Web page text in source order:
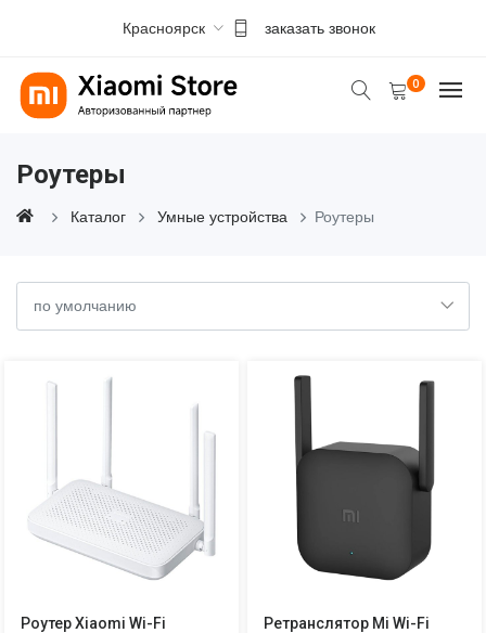
Красноярск заказать звонок
0
Роутеры
Каталог Умные устройства Роутеры
Роутер Xiaomi Wi-Fi
Ретранслятор Mi Wi-Fi